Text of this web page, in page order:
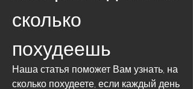
сколько
похудеешь
Наша статья поможет Вам узнать, на
сколько похудеете, если каждый день